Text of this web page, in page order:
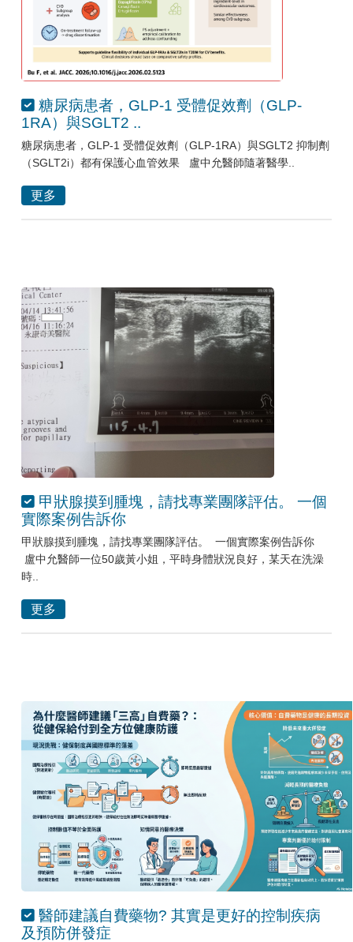
糖尿病患者，GLP-1 受體促效劑（GLP-
1RA）與SGLT2 ..
糖尿病患者，GLP-1 受體促效劑（GLP-1RA）與SGLT2 抑制劑
（SGLT2i）都有保護心血管效果 盧中允醫師隨著醫學..
更多
甲狀腺摸到腫塊，請找專業團隊評估。 一個
實際案例告訴你
甲狀腺摸到腫塊，請找專業團隊評估。 一個實際案例告訴你
盧中允醫師一位50歲黃小姐，平時身體狀況良好，某天在洗澡
時..
更多
醫師建議自費藥物? 其實是更好的控制疾病
及預防併發症